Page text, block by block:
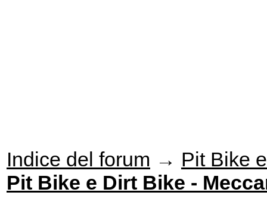
Indice del forum → Pit Bike
Pit Bike e Dirt Bike -